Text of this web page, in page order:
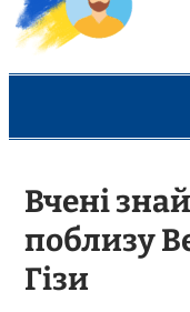
Вчені
поблизу
Гізи